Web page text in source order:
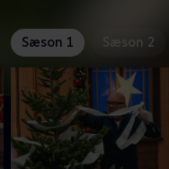
Sæson 1 Sæson 2